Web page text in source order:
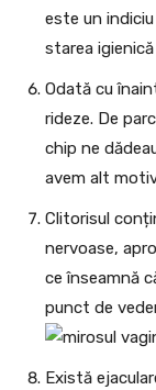
este un
starea
Odată cu
rideze. De
chip ne
avem alt
Clitorisul
nervoase,
ce înseamnă
punct de
Există